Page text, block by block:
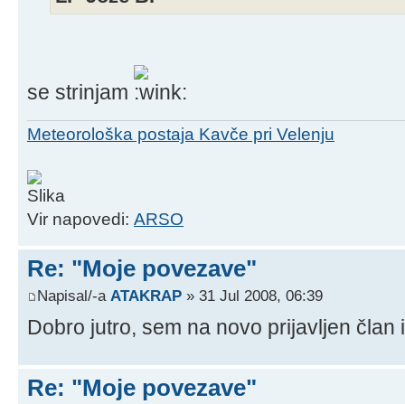
se strinjam
Meteorološka postaja Kavče pri Velenju
Vir napovedi: ARSO
Re: "Moje povezave"
Napisal/-a ATAKRAP » 31 Jul 2008, 06:39
Dobro jutro, sem na novo prijavljen član
Re: "Moje povezave"